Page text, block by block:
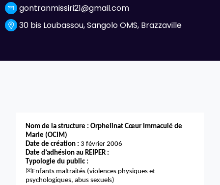
gontranmissiri21@gmail.com
30 bis Loubassou, Sangolo OMS, Brazzaville
Nom de la structure : Orphelinat Cœur Immaculé de
Marie (OCIM)
Date de création : 3 février 2006
Date d’adhésion au REIPER :
Typologie du public :
☒Enfants maltraités (violences physiques et
psychologiques, abus sexuels)